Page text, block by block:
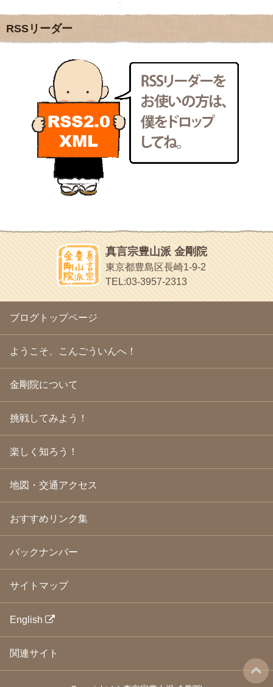
2011年11月(28)
2011年10月(31)
2011年9月(24)
2011年7月(18)
2011年6月
2011年5月
(15)
2011年4月(17)
2011年3月(15)
2011年2月
2011年1月(22)
2010年12月(21)
2010年11月
2010年10月(13)
(16)
2010年6月(18)
2010年5月(22)
2010年4月(25)
2010年3月
(22)
2010年2月(23)
2010年1月(23)
(18)
2009年11月
(20)
2009年10月(20)
2009年9月 (20)
2009年6月(22)
2009年5月(20)
2009年4月
(24)
2009年3月(21)
2009年2月(19)
2009年1月(25)
2008年10月
(31)
2008年9月(24)
2008年8月(24)
2008年5月(21)
(24)
2008年2月 (21)
2008年1月(23)
2007年12月
2007年9月
2007年8月(26)
地域のライターさんです
小豆島 圓満寺
新聞屋の道具箱
新聞社で使われる用語の解説など
makotoさんの御符内巡礼記
東京の巡礼記です
POLYHEDON
いろいろなことが書いてあるよ
bunchan
あちこち行って！
目白鍼灸院
日本人の繊細な体質にあわせた、やさしく気持ちよい鍼灸治療で
ほうげん日記
放言じゃなくて和尚さんの名前だよ
面白いサイトみつけたよ。
ヘェ～という感じ
chocolab.Air♪DIALY
ラブラドールのワンちゃんがかわいいよ
RSSリーダー
真言宗豊山派 金剛院
東京都豊島区長崎1-9-2
TEL:03-3957-2313
ブログトップページ
ようこそ、こんごういんへ！
金剛院について
挑戦してみよう！
楽しく知ろう！
地図・交通アクセス
おすすめリンク集
バックナンバー
サイトマップ
English
関連サイト